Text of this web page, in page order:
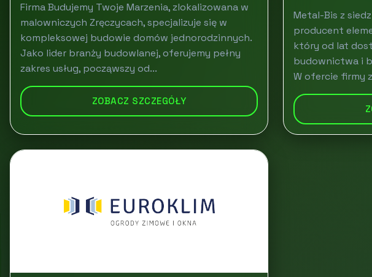
Firma Budujemy Twoje Marzenia, zlokalizowana w
malowniczych Zręczycach, specjalizuje się w
kompleksowej budowie domów jednorodzinnych.
Jako lider branży budowlanej, oferujemy pełny
zakres usług, począwszy od...
ZOBACZ SZCZEGÓŁY
Metal-Bis z
producent
który od lat
budownictwa i
W ofercie firmy